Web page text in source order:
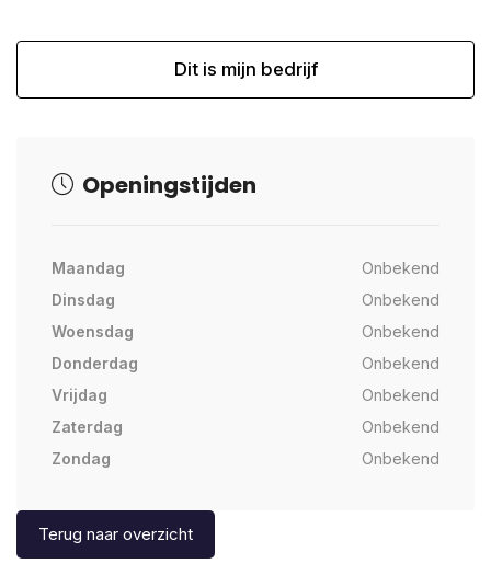
Dit is mijn bedrijf
Openingstijden
Maandag
Onbekend
Dinsdag
Onbekend
Woensdag
Onbekend
Donderdag
Onbekend
Vrijdag
Onbekend
Zaterdag
Onbekend
Zondag
Onbekend
Terug naar overzicht